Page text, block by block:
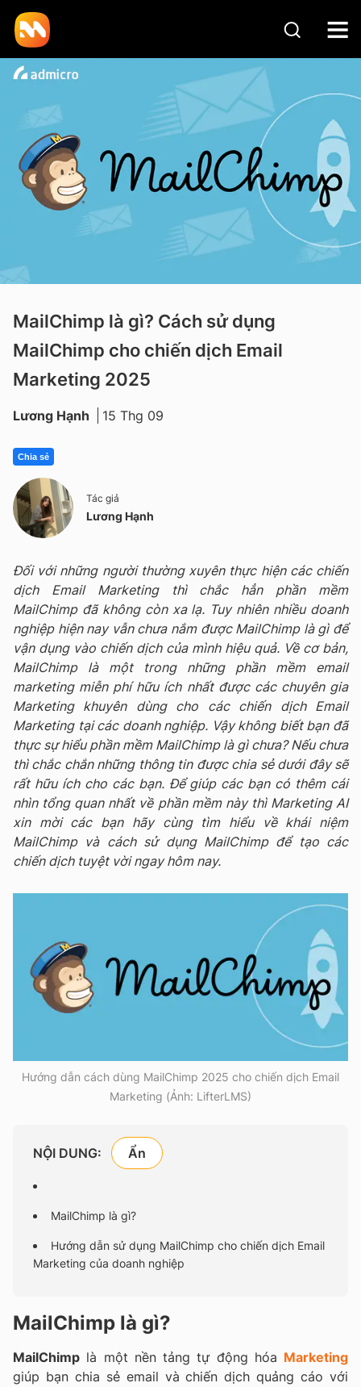
MailChimp là gì? Cách sử dụng
MailChimp cho chiến dịch Email
Marketing 2025
Lương Hạnh 15 Thg 09
Chia sẻ
Tác giả
Lương Hạnh
Đối với những người thường xuyên thực hiện các chiến
dịch Email Marketing thì chắc hẳn phần mềm
MailChimp đã không còn xa lạ. Tuy nhiên nhiều doanh
nghiệp hiện nay vẫn chưa nắm được MailChimp là gì để
vận dụng vào chiến dịch của mình hiệu quả. Về cơ bản,
MailChimp là một trong những phần mềm email
marketing miễn phí hữu ích nhất được các chuyên gia
Marketing khuyên dùng cho các chiến dịch Email
Marketing tại các doanh nghiệp. Vậy không biết bạn đã
thực sự hiểu phần mềm MailChimp là gì chưa? Nếu chưa
thì chắc chắn những thông tin được chia sẻ dưới đây sẽ
rất hữu ích cho các bạn. Để giúp các bạn có thêm cái
nhìn tổng quan nhất về phần mềm này thì Marketing AI
xin mời các bạn hãy cùng tìm hiểu về khái niệm
MailChimp và cách sử dụng MailChimp để tạo các
chiến dịch tuyệt vời ngay hôm nay.
Hướng dẫn cách dùng MailChimp 2025 cho chiến dịch Email
Marketing (Ảnh: LifterLMS)
NỘI DUNG:
MailChimp là gì?
Hướng dẫn sử dụng MailChimp cho chiến dịch Email
Marketing của doanh nghiệp
MailChimp là gì?
MailChimp là một nền tảng tự động hóa Marketing
giúp bạn chia sẻ email và chiến dịch quảng cáo với